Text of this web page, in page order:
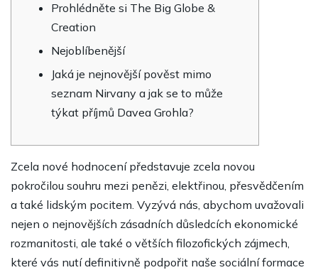
Prohlédněte si The Big Globe &
Creation
Nejoblíbenější
Jaká je nejnovější pověst mimo
seznam Nirvany a jak se to může
týkat příjmů Davea Grohla?
Zcela nové hodnocení představuje zcela novou
pokročilou souhru mezi penězi, elektřinou, přesvědčením
a také lidským pocitem. Vyzývá nás, abychom uvažovali
nejen o nejnovějších zásadních důsledcích ekonomické
rozmanitosti, ale také o větších filozofických zájmech,
které vás nutí definitivně podpořit naše sociální formace